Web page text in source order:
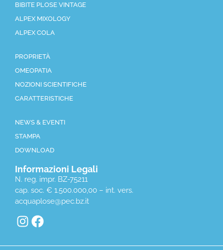
BIBITE PLOSE VINTAGE
ALPEX MIXOLOGY
ALPEX COLA
PROPRIETÀ
OMEOPATIA
NOZIONI SCIENTIFICHE
CARATTERISTICHE
NEWS & EVENTI
STAMPA
DOWNLOAD
Informazioni Legali
N. reg. impr. BZ-75211
cap. soc. € 1.500.000,00 – int. vers.
acquaplose@pec.bz.it